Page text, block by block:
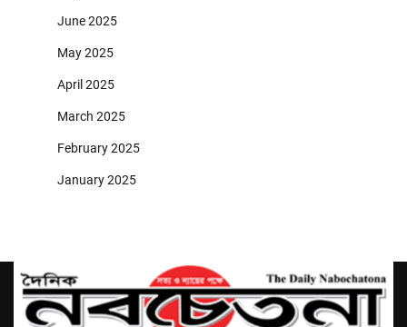
June 2025
May 2025
April 2025
March 2025
February 2025
January 2025